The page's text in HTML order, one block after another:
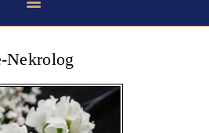
GŁÓWNA
Nekrolog